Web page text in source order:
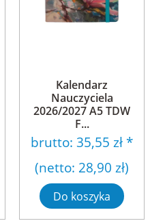
Kalendarz
Nauczyciela
2026/2027 A5 TDW
F...
brutto: 35,55 zł *
(netto: 28,90 zł)
Do koszyka